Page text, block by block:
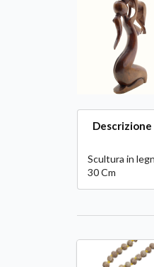
Descrizione
Scultura in
30 Cm